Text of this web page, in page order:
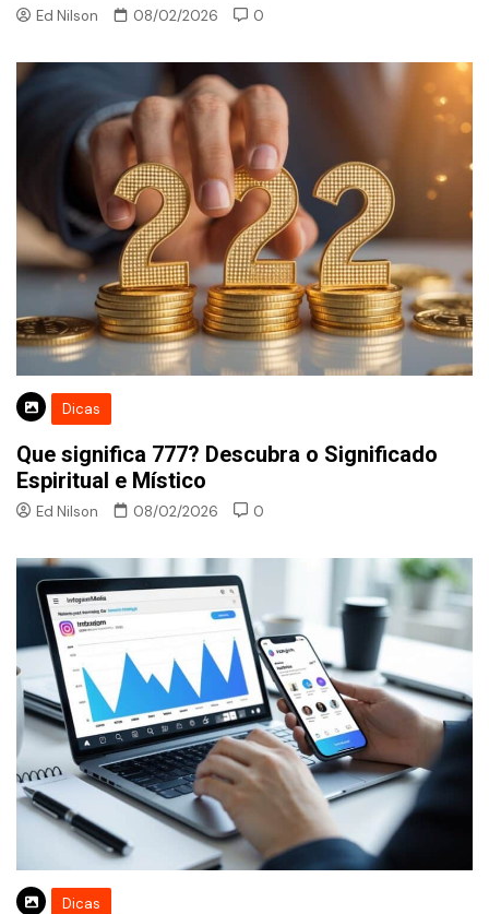
Ed Nilson 08/02/2026 0
Dicas
Que significa 777? Descubra o Significado
Espiritual e Místico
Ed Nilson 08/02/2026 0
Dicas